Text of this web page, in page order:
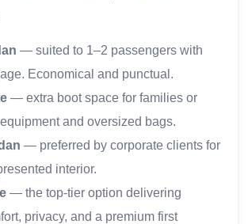
— suited to 1–2 passengers with
Economical and punctual.
— extra boot space for families or
and oversized bags.
— preferred by corporate clients for
interior.
— the top-tier option delivering
privacy, and a premium first